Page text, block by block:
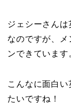
ジェシーさん
なのですが、
ンできています
こんなに面白
たいですね！